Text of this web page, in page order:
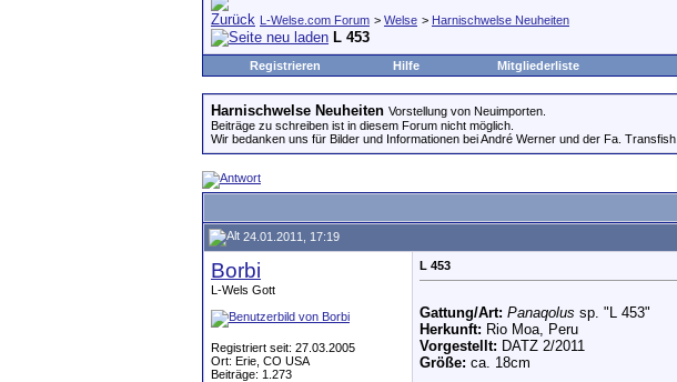
L-Welse.com Forum > Welse > Harnischwelse Neuheiten
L 453
Registrieren Hilfe Mitgliederliste
Harnischwelse Neuheiten Vorstellung von Neuimporten.
Beiträge zu schreiben ist in diesem Forum nicht möglich.
Wir bedanken uns für Bilder und Informationen bei André Werner und der Fa. Transfish.
24.01.2011, 17:19
Borbi
L-Wels Gott
Registriert seit: 27.03.2005
Ort: Erie, CO USA
Beiträge: 1.273
L 453
Gattung/Art: Panaqolus sp. "L 453"
Herkunft: Rio Moa, Peru
Vorgestellt: DATZ 2/2011
Größe: ca. 18cm